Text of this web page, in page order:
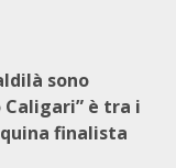
sono
è tra i
finalista